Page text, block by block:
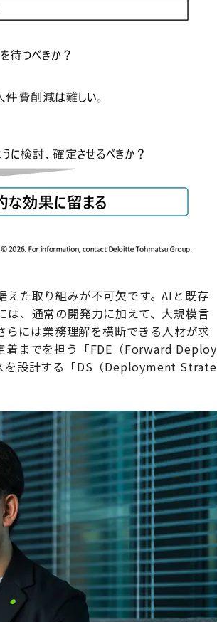
た取り組みが不可欠です。AIと既存
、通常の開発力に加えて、大規模言
には業務理解を横断できる人材が求
着までを担う「FDE（Forward Deploy
を設計する「DS（Deployment Strate